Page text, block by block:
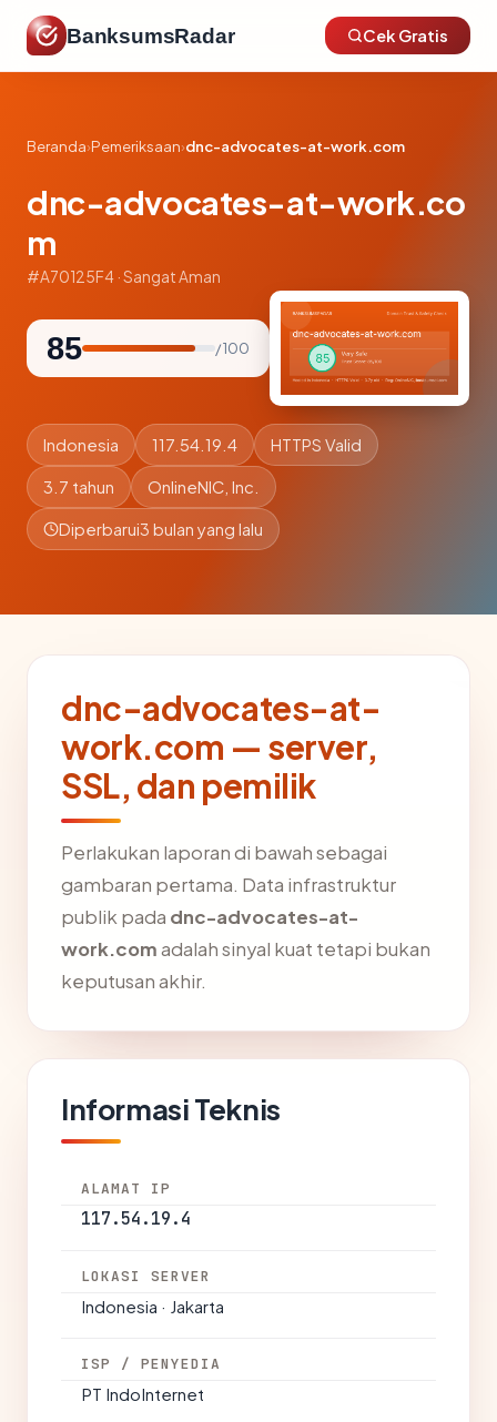
BanksumsRadar Cek Gratis
Beranda›Pemeriksaan›dnc-advocates-at-work.com
dnc-advocates-at-work.co
m
#A70125F4 · Sangat Aman
85 / 100
Indonesia 117.54.19.4 HTTPS Valid
3.7 tahun OnlineNIC, Inc.
Diperbarui3 bulan yang lalu
dnc-advocates-at-
work.com — server,
SSL, dan pemilik
Perlakukan laporan di bawah sebagai
gambaran pertama. Data infrastruktur
publik pada dnc-advocates-at-
work.comadalah sinyal kuat tetapi bukan
keputusan akhir.
Informasi Teknis
ALAMAT IP
117.54.19.4
LOKASI SERVER
Indonesia · Jakarta
ISP / PENYEDIA
PT IndoInternet